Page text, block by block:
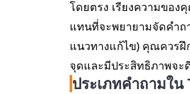
โดยตรง เรียงความขอ
แทนที่จะพยายามจัดคำถ
แนวทางแก้ไข) คุณควรฝึ
จุดและมีประสิทธิภาพจะ
ประเภทคำถามใน